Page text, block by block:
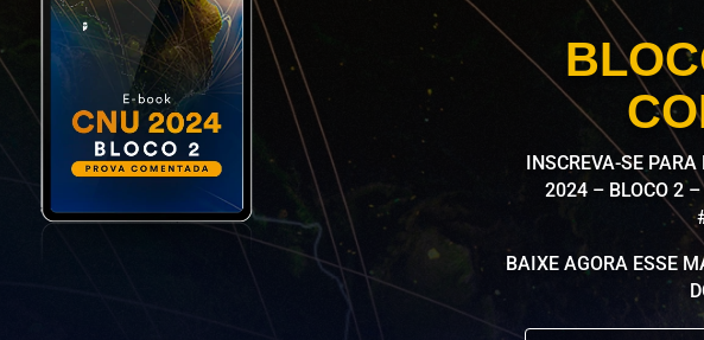
INSCREVA-SE
2024 – BLOCO 2 –
BAIXE AGORA ESSE